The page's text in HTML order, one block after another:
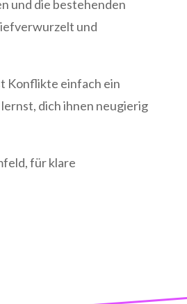
und die bestehenden
und
Konflikte einfach ein
dich ihnen neugierig
für klare